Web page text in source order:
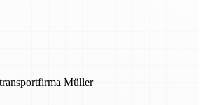
Müller